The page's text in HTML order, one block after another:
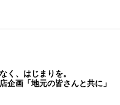
く、はじまりを。
企画「地元の皆さんと共に」